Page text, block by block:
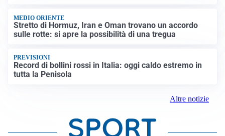
MEDIO ORIENTE
Stretto di Hormuz, Iran e Oman trovano un accordo
sulle rotte: si apre la possibilità di una tregua
PREVISIONI
Record di bollini rossi in Italia: oggi caldo estremo in
tutta la Penisola
Altre notizie